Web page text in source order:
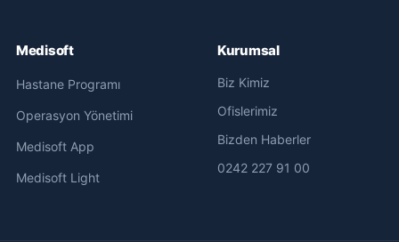
Medisoft
Hastane Programı
Operasyon Yönetimi
Medisoft App
Medisoft Light
Kurumsal
Biz Kimiz
Ofislerimiz
Bizden Haberler
0242 227 91 00